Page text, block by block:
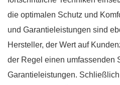
die optimalen Schutz und
und Garantieleistungen sind
Hersteller, der Wert auf
der Regel einen umfassenden
Garantieleistungen.